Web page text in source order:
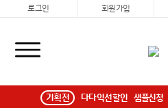
로그인 회원가입
기획전 다다익선할인 샘플신청